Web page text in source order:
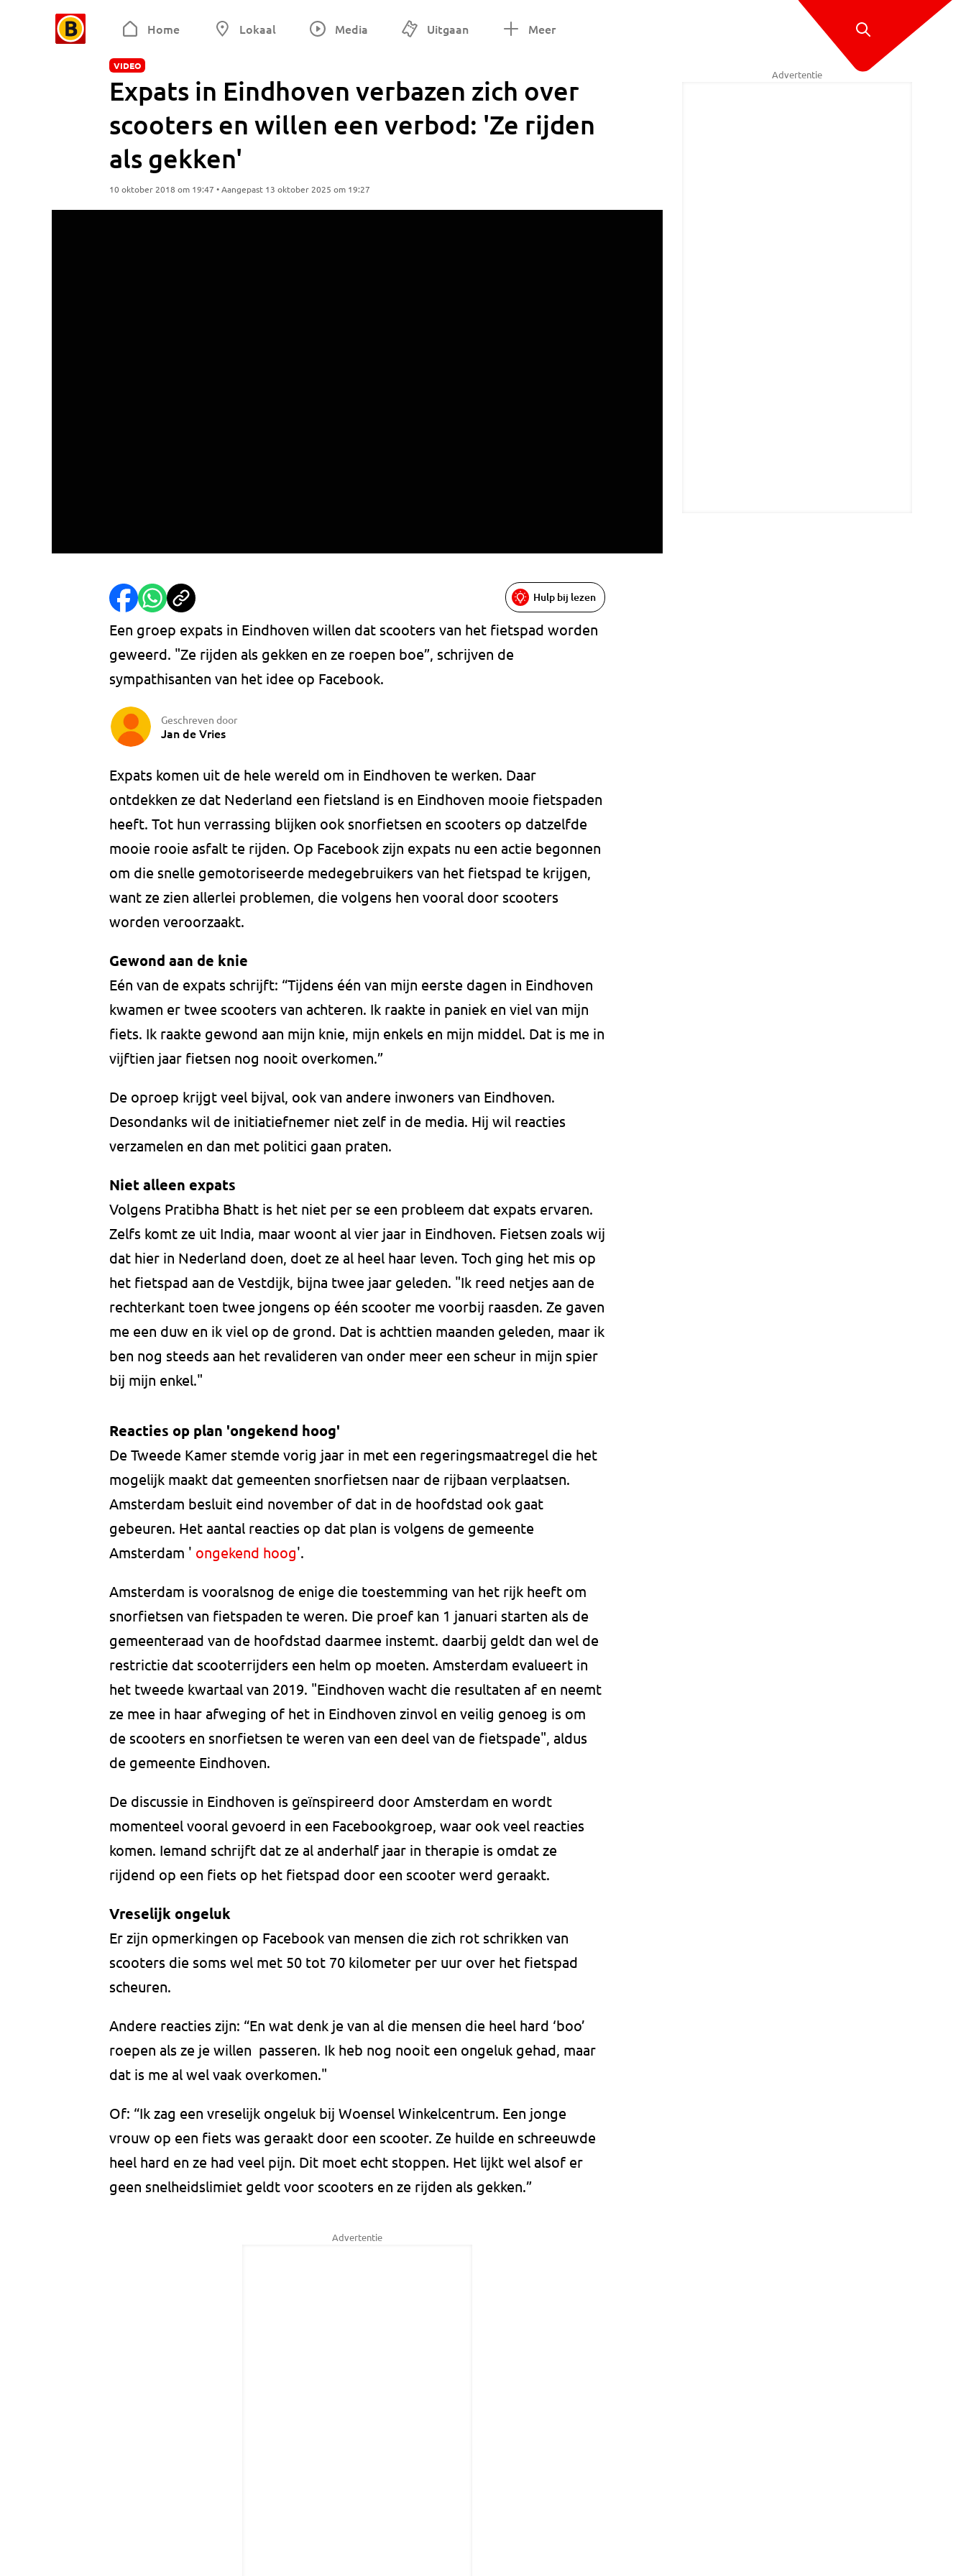
Home Lokaal Media Uitgaan Meer
VIDEO
Expats in Eindhoven verbazen zich over
scooters en willen een verbod: 'Ze rijden
als gekken'
10 oktober 2018 om 19:47 • Aangepast 13 oktober 2025 om 19:27
Hulp bij lezen
Een groep expats in Eindhoven willen dat scooters van het fietspad worden
geweerd. "Ze rijden als gekken en ze roepen boe”, schrijven de
sympathisanten van het idee op Facebook.
Geschreven door
Jan de Vries
Expats komen uit de hele wereld om in Eindhoven te werken. Daar
ontdekken ze dat Nederland een fietsland is en Eindhoven mooie fietspaden
heeft. Tot hun verrassing blijken ook snorfietsen en scooters op datzelfde
mooie rooie asfalt te rijden. Op Facebook zijn expats nu een actie begonnen
om die snelle gemotoriseerde medegebruikers van het fietspad te krijgen,
want ze zien allerlei problemen, die volgens hen vooral door scooters
worden veroorzaakt.
Gewond aan de knie
Eén van de expats schrijft: “Tijdens één van mijn eerste dagen in Eindhoven
kwamen er twee scooters van achteren. Ik raakte in paniek en viel van mijn
fiets. Ik raakte gewond aan mijn knie, mijn enkels en mijn middel. Dat is me in
vijftien jaar fietsen nog nooit overkomen.”
De oproep krijgt veel bijval, ook van andere inwoners van Eindhoven.
Desondanks wil de initiatiefnemer niet zelf in de media. Hij wil reacties
verzamelen en dan met politici gaan praten.
Niet alleen expats
Volgens Pratibha Bhatt is het niet per se een probleem dat expats ervaren.
Zelfs komt ze uit India, maar woont al vier jaar in Eindhoven. Fietsen zoals wij
dat hier in Nederland doen, doet ze al heel haar leven. Toch ging het mis op
het fietspad aan de Vestdijk, bijna twee jaar geleden. "Ik reed netjes aan de
rechterkant toen twee jongens op één scooter me voorbij raasden. Ze gaven
me een duw en ik viel op de grond. Dat is achttien maanden geleden, maar ik
ben nog steeds aan het revalideren van onder meer een scheur in mijn spier
bij mijn enkel."
Reacties op plan 'ongekend hoog'
De Tweede Kamer stemde vorig jaar in met een regeringsmaatregel die het
mogelijk maakt dat gemeenten snorfietsen naar de rijbaan verplaatsen.
Amsterdam besluit eind november of dat in de hoofdstad ook gaat
gebeuren. Het aantal reacties op dat plan is volgens de gemeente
Amsterdam ' ongekend hoog'.
Amsterdam is vooralsnog de enige die toestemming van het rijk heeft om
snorfietsen van fietspaden te weren. Die proef kan 1 januari starten als de
gemeenteraad van de hoofdstad daarmee instemt. daarbij geldt dan wel de
restrictie dat scooterrijders een helm op moeten. Amsterdam evalueert in
het tweede kwartaal van 2019. "Eindhoven wacht die resultaten af en neemt
ze mee in haar afweging of het in Eindhoven zinvol en veilig genoeg is om
de scooters en snorfietsen te weren van een deel van de fietspade", aldus
de gemeente Eindhoven.
De discussie in Eindhoven is geïnspireerd door Amsterdam en wordt
momenteel vooral gevoerd in een Facebookgroep, waar ook veel reacties
komen. Iemand schrijft dat ze al anderhalf jaar in therapie is omdat ze
rijdend op een fiets op het fietspad door een scooter werd geraakt.
Vreselijk ongeluk
Er zijn opmerkingen op Facebook van mensen die zich rot schrikken van
scooters die soms wel met 50 tot 70 kilometer per uur over het fietspad
scheuren.
Andere reacties zijn: “En wat denk je van al die mensen die heel hard ‘boo’
roepen als ze je willen passeren. Ik heb nog nooit een ongeluk gehad, maar
dat is me al wel vaak overkomen."
Of: “Ik zag een vreselijk ongeluk bij Woensel Winkelcentrum. Een jonge
vrouw op een fiets was geraakt door een scooter. Ze huilde en schreeuwde
heel hard en ze had veel pijn. Dit moet echt stoppen. Het lijkt wel alsof er
geen snelheidslimiet geldt voor scooters en ze rijden als gekken.”
Advertentie
Advertentie